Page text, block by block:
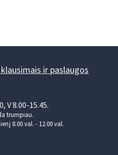
ir paslaugos
V 8.00-15.45.
trumpiau.
8.00 val. - 12.00 val.